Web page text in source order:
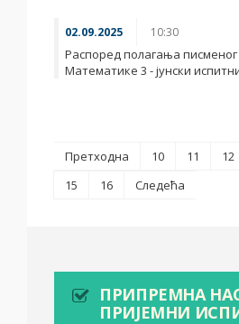
02.09.2025 10:30
Распоред полагања писменог
Математике 3 - јунски
Претходна 10 11 12
15
16 Следећа
ПРИПРЕМНА
ПРИЈЕМНИ